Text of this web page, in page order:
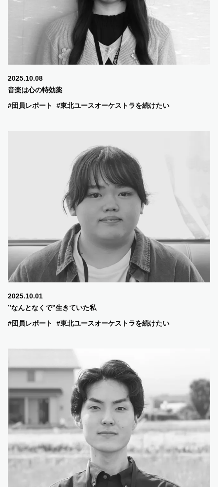
2025.10.08
音楽は心の特効薬
#団員レポート
#東北ユースオーケストラを続けたい
2025.10.01
”なんとなくで”生きていた私
#団員レポート
#東北ユースオーケストラを続けたい